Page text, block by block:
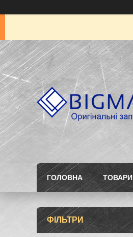
ГОЛОВНА ТОВАРИ
ФІЛЬТРИ